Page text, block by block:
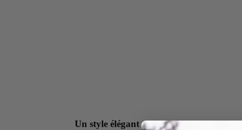
Un style élégant avec une touche de